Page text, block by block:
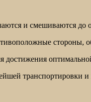
и смешиваются до
стороны,
транспортировки и